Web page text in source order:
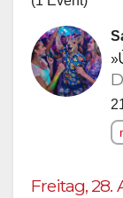
Freitag, 28.